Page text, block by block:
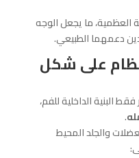
العظمية، ما يجعل الوجه
دعمهما الطبيعي.
على شكل
فقط البنية الداخلية للفم،
.
والجلد المحيط